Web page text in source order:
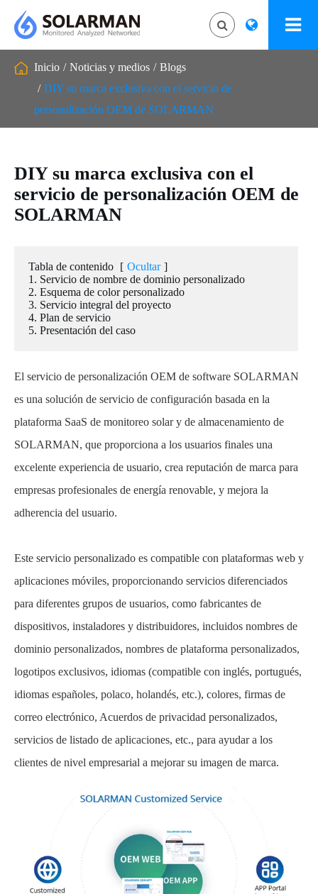
Inicio Noticias y medios
Blogs
DIY su marca exclusiva con el servicio de
personalización OEM de SOLARMAN
DIY su marca exclusiva con el
servicio de personalización OEM de
SOLARMAN
Tabla de contenido [ Ocultar ]
1. Servicio de nombre de dominio personalizado
2. Esquema de color personalizado
3. Servicio integral del proyecto
4. Plan de servicio
5. Presentación del caso
El servicio de personalización OEM de software SOLARMAN
es una solución de servicio de configuración basada en la
plataforma SaaS de monitoreo solar y de almacenamiento de
SOLARMAN, que proporciona a los usuarios finales una
excelente experiencia de usuario, crea reputación de marca para
empresas profesionales de energía renovable, y mejora la
adherencia del usuario.
Este servicio personalizado es compatible con plataformas web y
aplicaciones móviles, proporcionando servicios diferenciados
para diferentes grupos de usuarios, como fabricantes de
dispositivos, instaladores y distribuidores, incluidos nombres de
dominio personalizados, nombres de plataforma personalizados,
logotipos exclusivos, idiomas (compatible con inglés, portugués,
idiomas españoles, polaco, holandés, etc.), colores, firmas de
correo electrónico, Acuerdos de privacidad personalizados,
servicios de listado de aplicaciones, etc., para ayudar a los
clientes de nivel empresarial a mejorar su imagen de marca.